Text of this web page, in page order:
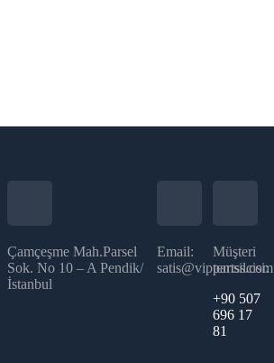
Çamçeşme Mah.Parsel
Sok. No 10 – A Pendik/
İstanbul
Email:
satis@vippartss.com
Müşteri
temsilcisi:
+90 507
696 17
81